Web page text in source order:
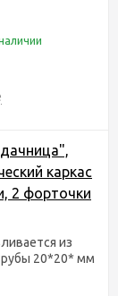
каркас
2 форточки
из
20*20* мм